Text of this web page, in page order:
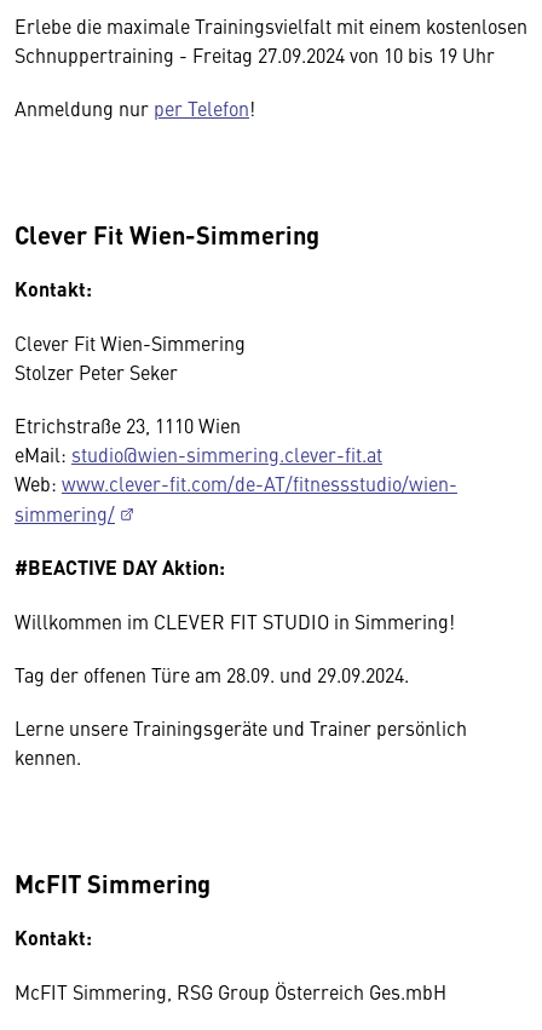
Erlebe die maximale Trainingsvielfalt mit einem kostenlosen
Schnuppertraining - Freitag 27.09.2024 von 10 bis 19 Uhr
Anmeldung nur per Telefon!
Clever Fit Wien-Simmering
Kontakt:
Clever Fit Wien-Simmering
Stolzer Peter Seker
Etrichstraße 23, 1110 Wien
eMail: studio@wien-simmering.clever-fit.at
Web: www.clever-fit.com/de-AT/fitnessstudio/wien-
simmering/
#BEACTIVE DAY Aktion:
Willkommen im CLEVER FIT STUDIO in Simmering!
Tag der offenen Türe am 28.09. und 29.09.2024.
Lerne unsere Trainingsgeräte und Trainer persönlich
kennen.
McFIT Simmering
Kontakt:
McFIT Simmering, RSG Group Österreich Ges.mbH